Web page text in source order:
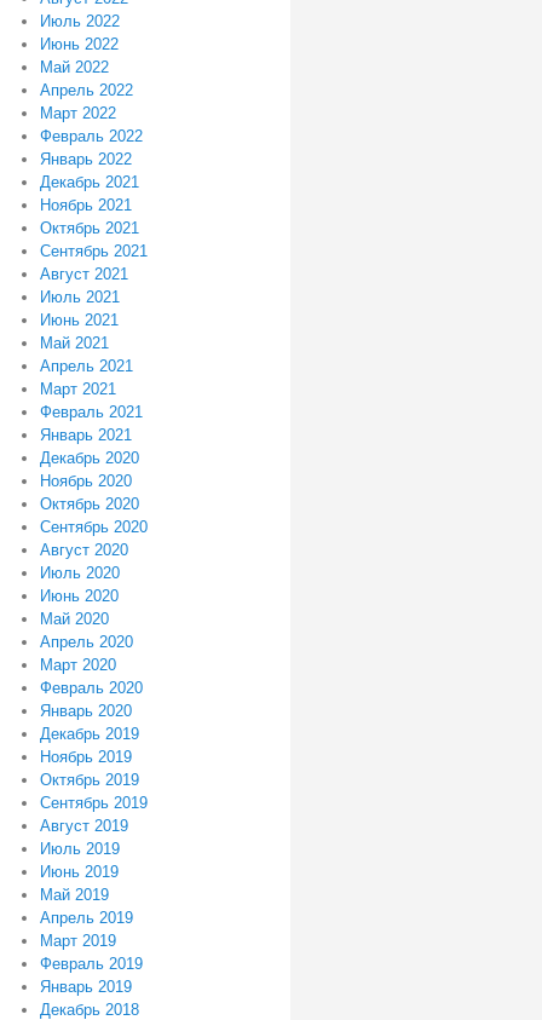
Июль 2022
Июнь 2022
Май 2022
Апрель 2022
Март 2022
Февраль 2022
Январь 2022
Декабрь 2021
Ноябрь 2021
Октябрь 2021
Сентябрь 2021
Август 2021
Июль 2021
Июнь 2021
Май 2021
Апрель 2021
Март 2021
Февраль 2021
Январь 2021
Декабрь 2020
Ноябрь 2020
Октябрь 2020
Сентябрь 2020
Август 2020
Июль 2020
Июнь 2020
Май 2020
Апрель 2020
Март 2020
Февраль 2020
Январь 2020
Декабрь 2019
Ноябрь 2019
Октябрь 2019
Сентябрь 2019
Август 2019
Июль 2019
Июнь 2019
Май 2019
Апрель 2019
Март 2019
Февраль 2019
Январь 2019
Декабрь 2018